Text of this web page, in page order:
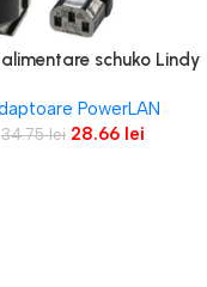
schuko Lindy
PowerLAN
34.75lei 28.66 lei